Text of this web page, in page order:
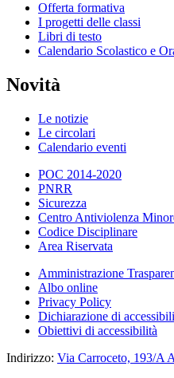
Offerta formativa
I progetti delle classi
Libri di testo
Calendario Scolastico e
Novità
Le notizie
Le circolari
Calendario eventi
POC 2014-2020
PNRR
Sicurezza
Centro Antiviolenza
Codice Disciplinare
Area Riservata
Amministrazione
Albo online
Privacy Policy
Dichiarazione di
Obiettivi di accessibilità
Indirizzo: Via Carroceto, 193/A